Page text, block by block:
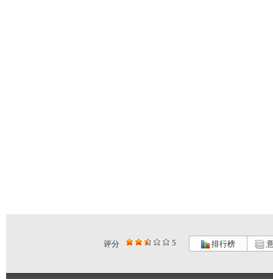
评分 5 排行榜
23:00
《超智能足...
22:01
《海宝来了...
08:36